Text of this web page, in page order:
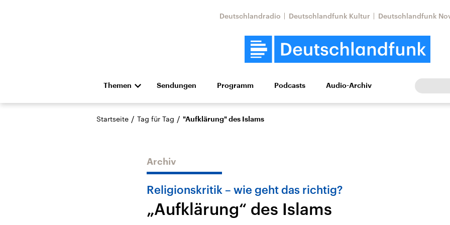
Deutschlandradio Deutschlandfunk Kultur Deutschlandfunk
Themen
Die Nachrichten Politik Wirtschaft Wissen Kultur Europa
Hörspiel und Feature Musik
Landtagswahl Sachsen-
Anhalt 2026
USA
Aktuelle Beiträge,
Nahostkonflikt
Sendungen Programm Podcasts Audio-Archiv
Startseite / Tag für Tag / "Aufklärung" des Islams
Archiv
Religionskritik – wie geht das richtig?
„Aufklärung“ des Islams